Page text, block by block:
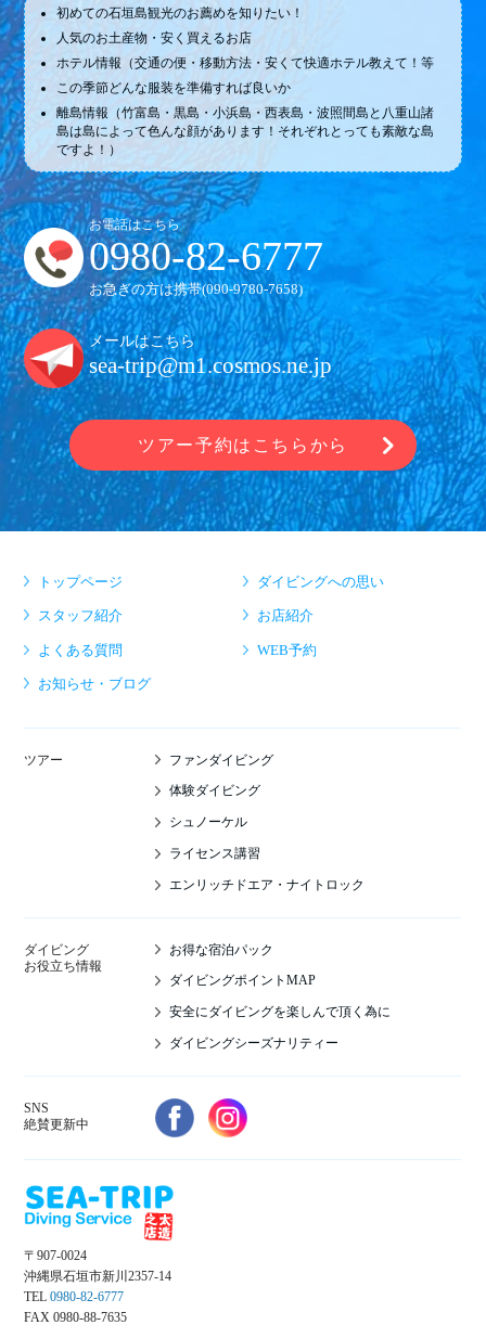
初めての石垣島観光のお薦めを知りたい！
人気のお土産物・安く買えるお店
ホテル情報（交通の便・移動方法・安くて快適ホテル教えて！等
この季節どんな服装を準備すれば良いか
離島情報（竹富島・黒島・小浜島・西表島・波照間島と八重山諸
島は島によって色んな顔があります！それぞれとっても素敵な島
ですよ！）
お電話はこちら
0980-82-6777
お急ぎの方は携帯(090-9780-7658)
メールはこちら
sea-trip@m1.cosmos.ne.jp
ツアー予約はこちらから
トップページ ダイビングへの思い
スタッフ紹介 お店紹介
よくある質問 WEB予約
お知らせ・ブログ
ツアー ファンダイビング
体験ダイビング
シュノーケル
ライセンス講習
エンリッチドエア・ナイトロック
ダイビング
お役立ち情報
お得な宿泊パック
ダイビングポイントMAP
安全にダイビングを楽しんで頂く為に
ダイビングシーズナリティー
SNS
絶賛更新中
〒907-0024
沖縄県石垣市新川2357-14
TEL 0980-82-6777
FAX 0980-88-7635